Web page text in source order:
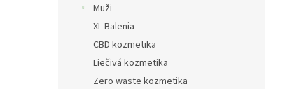
Muži
XL Balenia
CBD kozmetika
Liečivá kozmetika
Zero waste kozmetika